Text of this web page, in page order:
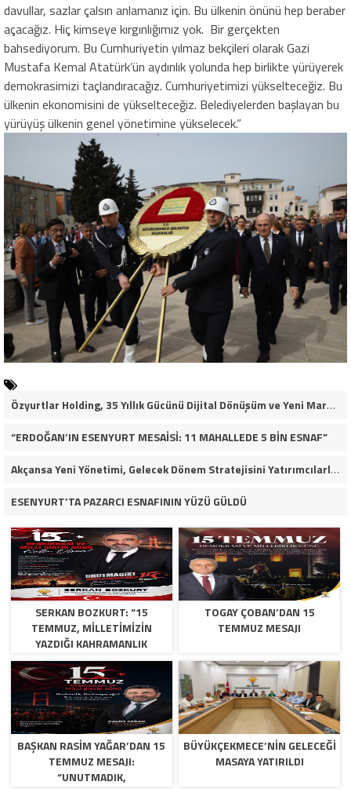
davullar, sazlar çalsın anlamanız için. Bu ülkenin önünü hep beraber
açacağız. Hiç kimseye kırgınlığımız yok. Bir gerçekten
bahsediyorum. Bu Cumhuriyetin yılmaz bekçileri olarak Gazi
Mustafa Kemal Atatürk’ün aydınlık yolunda hep birlikte yürüyerek
demokrasimizi taçlandıracağız. Cumhuriyetimizi yükselteceğiz. Bu
ülkenin ekonomisini de yükselteceğiz. Belediyelerden başlayan bu
yürüyüş ülkenin genel yönetimine yükselecek.”
Özyurtlar Holding, 35 Yıllık Gücünü Dijital Dönüşüm ve Yeni Marka Stratejisiyle Geleceğe Taşıyor
“ERDOĞAN’IN ESENYURT MESAİSİ: 11 MAHALLEDE 5 BİN ESNAF”
Akçansa Yeni Yönetimi, Gelecek Dönem Stratejisini Yatırımcılarla Paylaştı
ESENYURT’TA PAZARCI ESNAFININ YÜZÜ GÜLDÜ
SERKAN BOZKURT: “15
TEMMUZ, MILLETIMIZIN
YAZDIĞI KAHRAMANLIK
DESTANIDIR”
TOGAY ÇOBAN’DAN 15
TEMMUZ MESAJI
BAŞKAN RASIM YAĞAR’DAN 15
TEMMUZ MESAJI:
“UNUTMADIK,
BÜYÜKÇEKMECE’NİN GELECEĞİ
MASAYA YATIRILDI